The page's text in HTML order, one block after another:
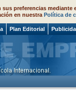
preferencias mediante
en nuestra Política de
Plan Editorial